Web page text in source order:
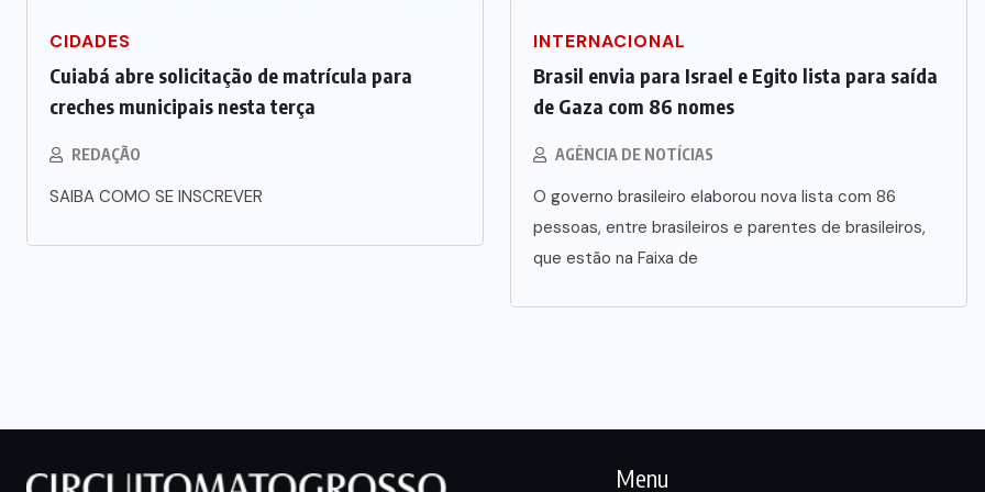
CIDADES
Cuiabá abre solicitação de matrícula para
creches municipais nesta terça
REDAÇÃO
SAIBA COMO SE INSCREVER
INTERNACIONAL
Brasil envia para Israel e Egito lista para saída
de Gaza com 86 nomes
AGÊNCIA DE NOTÍCIAS
O governo brasileiro elaborou nova lista com 86
pessoas, entre brasileiros e parentes de brasileiros,
que estão na Faixa de
Menu